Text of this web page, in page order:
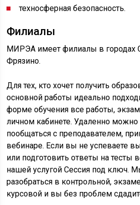
техносферная безопасность.
Филиалы
МИРЭА имеет филиалы в городах
Фрязино.
Для тех, кто хочет получить
основной работы идеально
форме обучения все работы,
личном кабинете. Удаленно
пообщаться с преподавателем,
вебинаре. Если вы не успеваете
или подготовить ответы на тесты
нашей услугой Сессия под ключ.
разобраться в контрольной,
курсовой и вы без проблем